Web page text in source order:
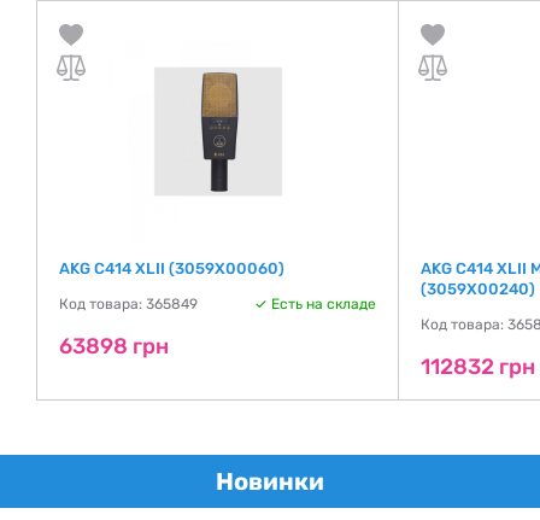
AKG C414 XLII (3059X00060)
Код товара: 365849 Есть на складе
63898 грн
AKG C414 XLII
(3059X00240)
Код товара:
112832 грн
Новинки